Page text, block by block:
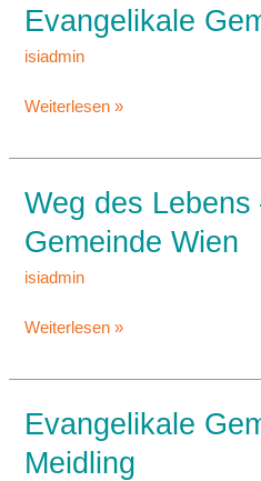
Evangelikale
isiadmin
–
Evangelikale
Weiterlesen »
Weg des
Gemeinde Wien
isiadmin
Weg
Lebens
–
Gemeinde
Weiterlesen »
Evangelikale
Meidling
Evangelikale
Gemeinde
Wien-